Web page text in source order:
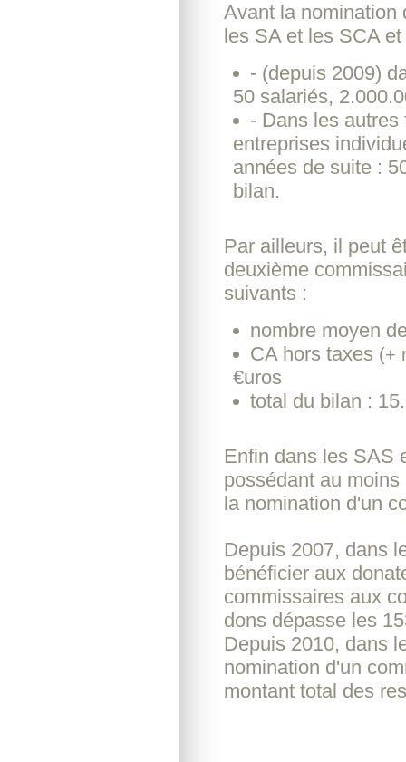
Avant la nomination
les SA et les SCA
- (depuis 2009)
50 salariés,
- Dans les
entreprises
années de suite :
bilan.
Par ailleurs, il peut
deuxième
suivants :
nombre moyen
CA hors taxes (+
€uros
total du bilan :
Enfin dans les SAS
possédant au
la nomination d'un
Depuis 2007, dans
bénéficier aux
commissaires aux
dons dépasse les
Depuis 2010, dans
nomination d'un
montant total des